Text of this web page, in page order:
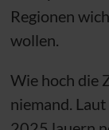
Regionen
wollen.
Wie hoch die
niemand.